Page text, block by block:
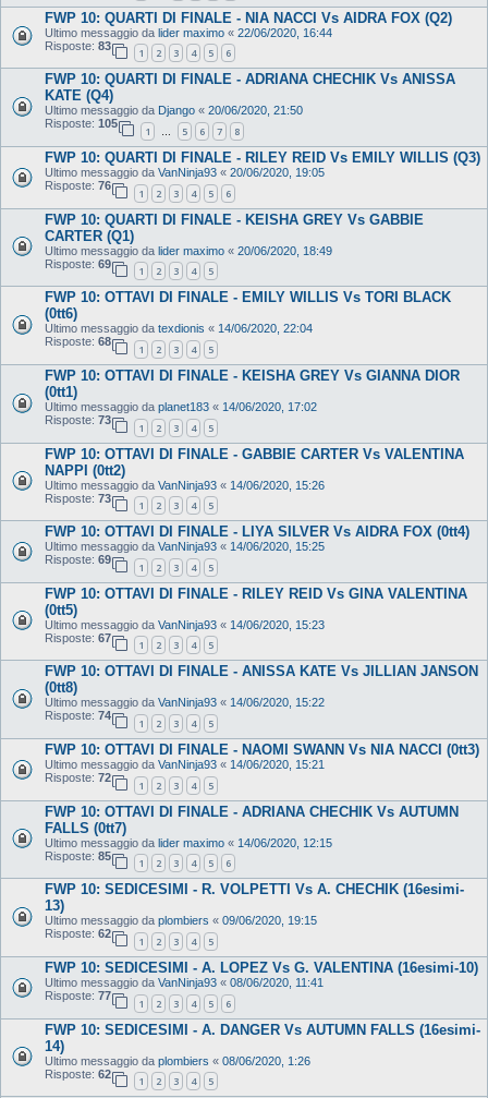
FWP 10: QUARTI DI FINALE - NIA NACCI Vs AIDRA FOX (Q2)
Ultimo messaggio da lider maximo « 22/06/2020, 16:44
Risposte: 83
1 2 3 4 5 6
FWP 10: QUARTI DI FINALE - ADRIANA CHECHIK Vs ANISSA
KATE (Q4)
Ultimo messaggio da Django « 20/06/2020, 21:50
Risposte: 105
1 … 5 6 7 8
FWP 10: QUARTI DI FINALE - RILEY REID Vs EMILY WILLIS (Q3)
Ultimo messaggio da VanNinja93 « 20/06/2020, 19:05
Risposte: 76
1 2 3 4 5 6
FWP 10: QUARTI DI FINALE - KEISHA GREY Vs GABBIE
CARTER (Q1)
Ultimo messaggio da lider maximo « 20/06/2020, 18:49
Risposte: 69
1 2 3 4 5
FWP 10: OTTAVI DI FINALE - EMILY WILLIS Vs TORI BLACK
(0tt6)
Ultimo messaggio da texdionis « 14/06/2020, 22:04
Risposte: 68
1 2 3 4 5
FWP 10: OTTAVI DI FINALE - KEISHA GREY Vs GIANNA DIOR
(0tt1)
Ultimo messaggio da planet183 « 14/06/2020, 17:02
Risposte: 73
1 2 3 4 5
FWP 10: OTTAVI DI FINALE - GABBIE CARTER Vs VALENTINA
NAPPI (0tt2)
Ultimo messaggio da VanNinja93 « 14/06/2020, 15:26
Risposte: 73
1 2 3 4 5
FWP 10: OTTAVI DI FINALE - LIYA SILVER Vs AIDRA FOX (0tt4)
Ultimo messaggio da VanNinja93 « 14/06/2020, 15:25
Risposte: 69
1 2 3 4 5
FWP 10: OTTAVI DI FINALE - RILEY REID Vs GINA VALENTINA
(0tt5)
Ultimo messaggio da VanNinja93 « 14/06/2020, 15:23
Risposte: 67
1 2 3 4 5
FWP 10: OTTAVI DI FINALE - ANISSA KATE Vs JILLIAN JANSON
(0tt8)
Ultimo messaggio da VanNinja93 « 14/06/2020, 15:22
Risposte: 74
1 2 3 4 5
FWP 10: OTTAVI DI FINALE - NAOMI SWANN Vs NIA NACCI (0tt3)
Ultimo messaggio da VanNinja93 « 14/06/2020, 15:21
Risposte: 72
1 2 3 4 5
FWP 10: OTTAVI DI FINALE - ADRIANA CHECHIK Vs AUTUMN
FALLS (0tt7)
Ultimo messaggio da lider maximo « 14/06/2020, 12:15
Risposte: 85
1 2 3 4 5 6
FWP 10: SEDICESIMI - R. VOLPETTI Vs A. CHECHIK (16esimi-
13)
Ultimo messaggio da plombiers « 09/06/2020, 19:15
Risposte: 62
1 2 3 4 5
FWP 10: SEDICESIMI - A. LOPEZ Vs G. VALENTINA (16esimi-10)
Ultimo messaggio da VanNinja93 « 08/06/2020, 11:41
Risposte: 77
1 2 3 4 5 6
FWP 10: SEDICESIMI - A. DANGER Vs AUTUMN FALLS (16esimi-
14)
Ultimo messaggio da plombiers « 08/06/2020, 1:26
Risposte: 62
1 2 3 4 5